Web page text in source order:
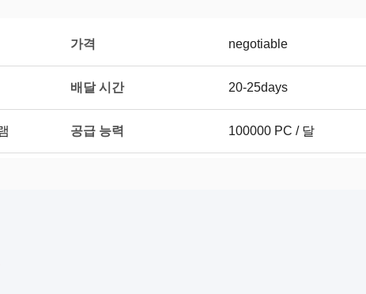
가격 negotiable
배달 시간 20-25days
공급 능력 100000 PC / 달